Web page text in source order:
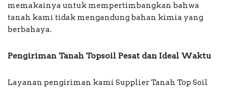
memakainya untuk mempertimbangkan bahwa
tanah kami tidak mengandung bahan kimia yang
berbahaya.
Pengiriman Tanah Topsoil Pesat dan Ideal Waktu
Layanan pengiriman kami Supplier Tanah Top Soil